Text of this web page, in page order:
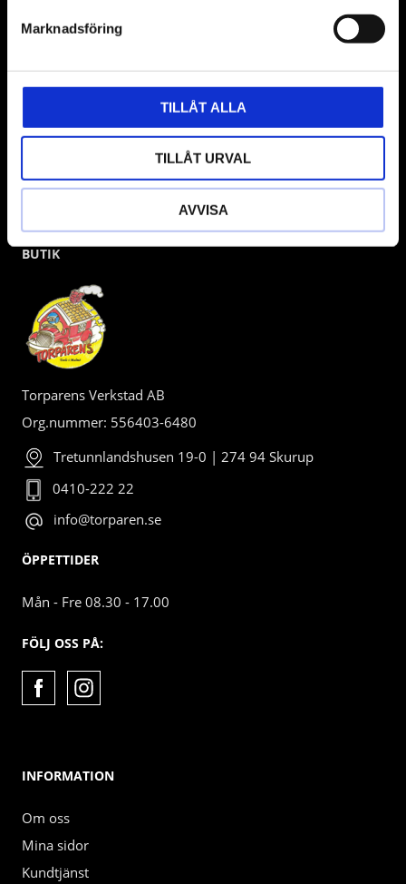
Marknadsföring
TILLÅT ALLA
TILLÅT URVAL
AVVISA
gärna om vad som helst då vi gör vårt yttersta för att hjälpa
BUTIK
Torparens Verkstad AB
Org.nummer: 556403-6480
Tretunnlandshusen 19-0 | 274 94 Skurup
0410-222 22
info@torparen.se
ÖPPETTIDER
Mån - Fre 08.30 - 17.00
FÖLJ OSS PÅ:
INFORMATION
Om oss
Mina sidor
Kundtjänst